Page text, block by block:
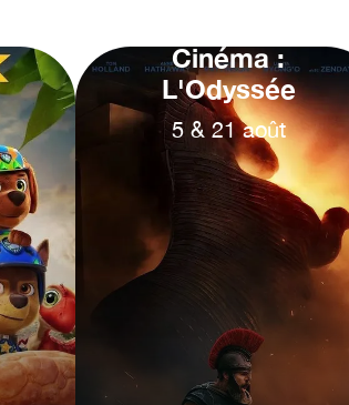
Cinéma :
L'Odyssée
5 & 21 août